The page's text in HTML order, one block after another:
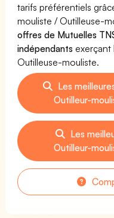
tarifs préférentiels
mouliste / Outilleuse-
offres de Mutuelles
indépendants exerçant
Outilleuse-mouliste.
Les
Outilleur-
Les
Outilleur-